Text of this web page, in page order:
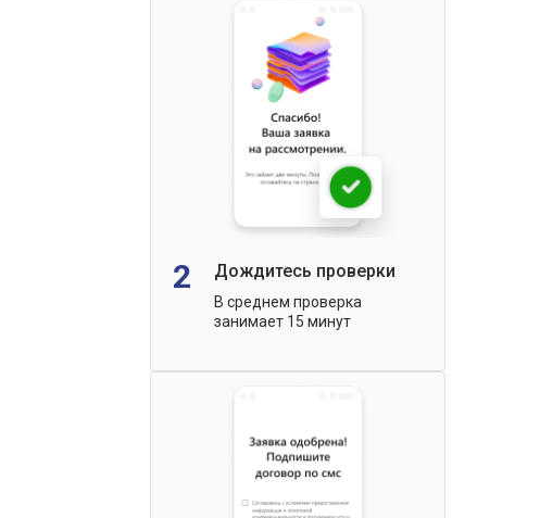
2 Дождитесь проверки
В среднем проверка
занимает 15 минут